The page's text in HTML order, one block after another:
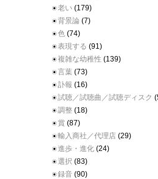
老い (179)
背景論 (7)
色 (74)
表現する (91)
複雑な幼稚性 (139)
言葉 (73)
訃報 (16)
試聴／試聴曲／試聴ディスク
調整 (18)
賞 (87)
輸入商社／代理店 (29)
進歩・進化 (24)
選択 (83)
録音 (90)